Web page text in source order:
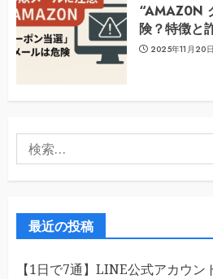
“AMAZ0N
険？特徴と
2025年11月20日
索:
最近の投稿
【1日で7通】LINE公式アカウン